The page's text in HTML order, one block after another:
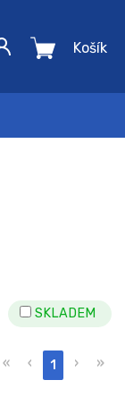
Košík
SKLADEM
« ‹ 1 › »